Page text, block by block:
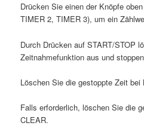
Drücken Sie einen der Knöpfe
TIMER 2, TIMER 3), um ein
Durch Drücken auf START/STOP
Zeitnahmefunktion aus und
Löschen Sie die gestoppte Zeit
Falls erforderlich, löschen Sie die
CLEAR.